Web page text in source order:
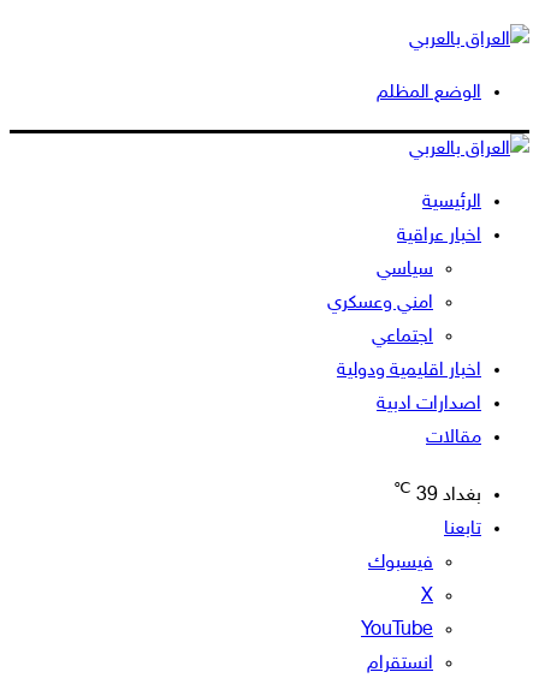
الوضع المظلم
الرئيسية
اخبار عراقية
سياسي
امني وعسكري
اجتماعي
اخبار اقليمية ودولية
اصدارات ادبية
مقالات
بغداد 39
℃
تابعنا
فيسبوك
‫X
‫YouTube
انستقرام